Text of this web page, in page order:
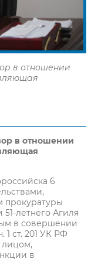
в отношении
в отношении
6
прокуратуры
летнего Агиля
в совершении
1 ст. 201 УК РФ
лицом,
в